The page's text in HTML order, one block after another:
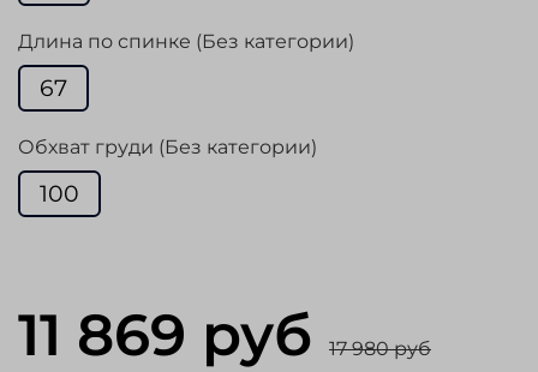
Длина по спинке (Без категории)
67
Обхват груди (Без категории)
100
11 869 руб 17 980 руб